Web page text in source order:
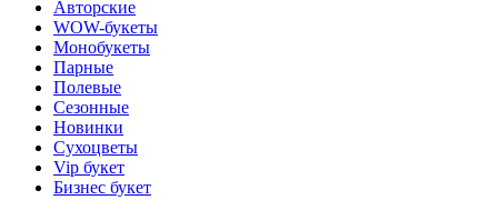
Авторские
WOW-букеты
Монобукеты
Парные
Полевые
Сезонные
Новинки
Сухоцветы
Vip букет
Бизнес букет